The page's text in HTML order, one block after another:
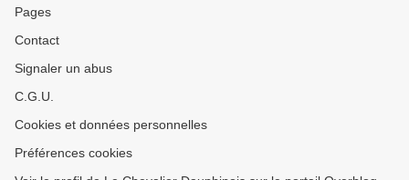
Pages
Contact
Signaler un abus
C.G.U.
Cookies et données personnelles
Préférences cookies